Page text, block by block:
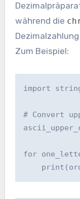
während die
Zum Beispiel:
import
# Convert
for